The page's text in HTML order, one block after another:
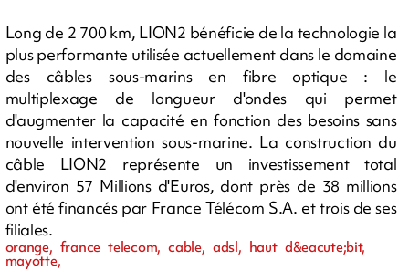
Long de 2 700 km, LION2 bénéficie de la technologie la
plus performante utilisée actuellement dans le domaine
des câbles sous-marins en fibre optique : le
multiplexage de longueur d'ondes qui permet
d'augmenter la capacité en fonction des besoins sans
nouvelle intervention sous-marine. La construction du
câble LION2 représente un investissement total
d'environ 57 Millions d'Euros, dont près de 38 millions
ont été financés par France Télécom S.A. et trois de ses
filiales.
orange, france telecom, cable, adsl, haut d&eacute;bit,
mayotte,